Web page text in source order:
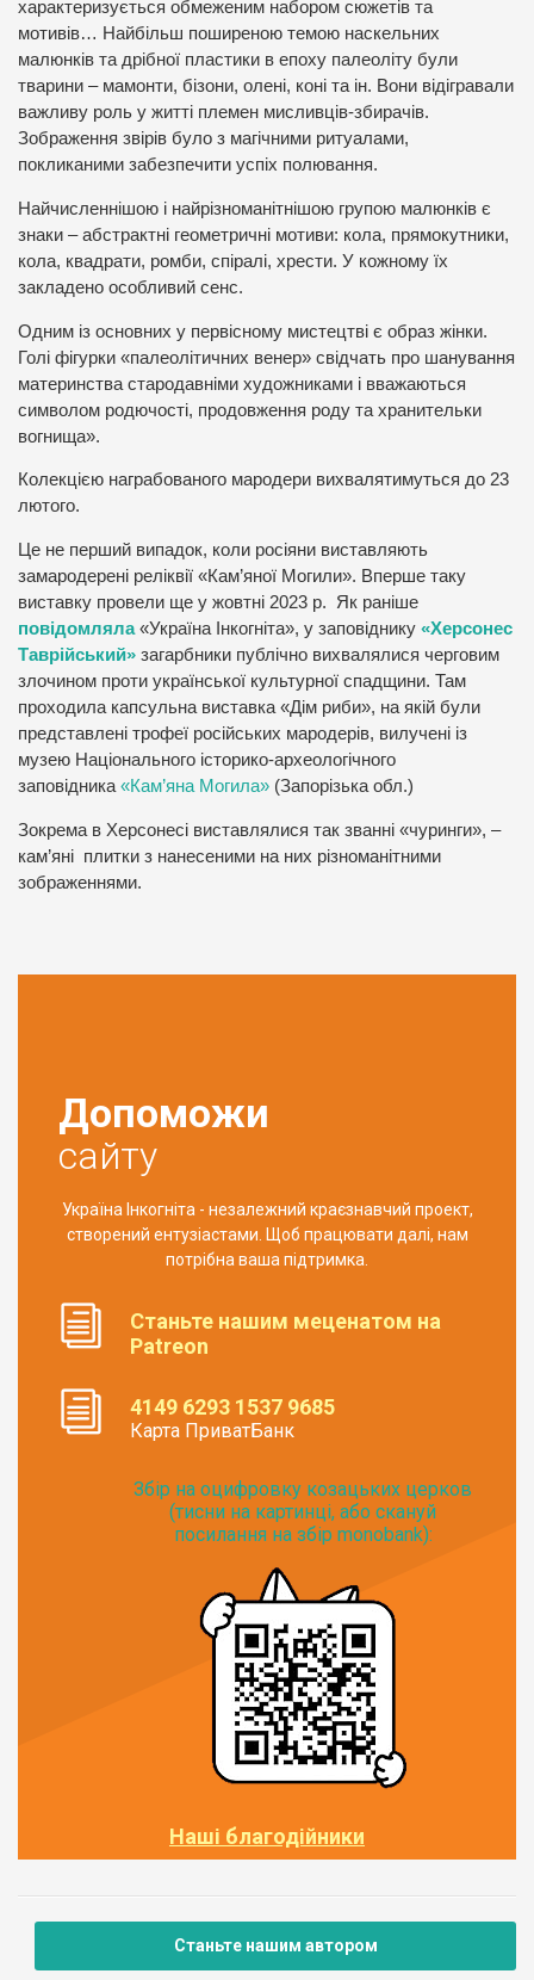
характеризується обмеженим набором сюжетів та
мотивів… Найбільш поширеною темою наскельних
малюнків та дрібної пластики в епоху палеоліту були
тварини – мамонти, бізони, олені, коні та ін. Вони відігравали
важливу роль у житті племен мисливців-збирачів.
Зображення звірів було з магічними ритуалами,
покликаними забезпечити успіх полювання.
Найчисленнішою і найрізноманітнішою групою малюнків є
знаки – абстрактні геометричні мотиви: кола, прямокутники,
кола, квадрати, ромби, спіралі, хрести. У кожному їх
закладено особливий сенс.
Одним із основних у первісному мистецтві є образ жінки.
Голі фігурки «палеолітичних венер» свідчать про шанування
материнства стародавніми художниками і вважаються
символом родючості, продовження роду та хранительки
вогнища».
Колекцією награбованого мародери вихвалятимуться до 23
лютого.
Це не перший випадок, коли росіяни виставляють
замародерені реліквії «Кам’яної Могили». Вперше таку
виставку провели ще у жовтні 2023 р. Як раніше
повідомляла«Україна Інкогніта», у заповіднику «Херсонес
Таврійський» загарбники публічно вихвалялися черговим
злочином проти української культурної спадщини. Там
проходила капсульна виставка «Дім риби», на якій були
представлені трофеї російських мародерів, вилучені із
музею Національного історико-археологічного
заповідника «Кам’яна Могила» (Запорізька обл.)
Зокрема в Херсонесі виставлялися так званні «чуринги», –
кам’яні плитки з нанесеними на них різноманітними
зображеннями.
Допоможи
сайту
Україна Інкогніта - незалежний краєзнавчий проект,
створений ентузіастами. Щоб працювати далі, нам
потрібна ваша підтримка.
Станьте нашим меценатом на
Patreon
4149 6293 1537 9685
Карта ПриватБанк
Збір на оцифровку козацьких церков
(тисни на картинці, або скануй
посилання на збір monobank):
Наші благодійники
Станьте нашим автором